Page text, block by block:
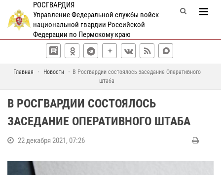
РОСГВАРДИЯ
Управление Федеральной службы войск
национальной гвардии Российской
Федерации по Пермскому краю
Главная Новости
В Росгвардии состоялось заседание Оперативного
штаба
В РОСГВАРДИИ СОСТОЯЛОСЬ
ЗАСЕДАНИЕ ОПЕРАТИВНОГО ШТАБА
22 декабря 2021, 07:26